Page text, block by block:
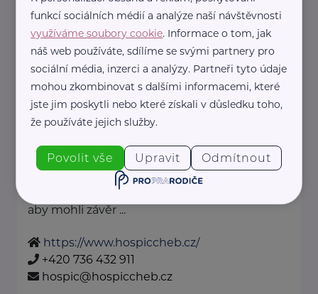
dotknisekridel@seznam.cz
Bronzový partner
Hospic Sv. Jiří, o.p.s.
Písečná 3 Cheb
Naším posláním je poskytovat
zdravotní, psychickou, sociální a
spirituální podporu umírajícím,
aby mohli závěr ...
https://www.hospiccheb.cz/
+420 736 432 911
hospic@hospiccheb.cz
funkcí sociálních médií a analýze naší návštěvnosti
využíváme soubory cookie. Informace o tom, jak
náš web používáte, sdílíme se svými partnery pro
sociální média, inzerci a analýzy. Partneři tyto údaje
mohou zkombinovat s dalšími informacemi, které
jste jim poskytli nebo které získali v důsledku toho,
že používáte jejich služby.
Povolit vše Upravit Odmítnout